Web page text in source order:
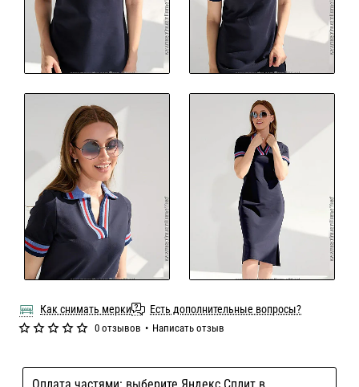
Как снимать мерки Есть дополнительные вопросы?
0 отзывов • Написать отзыв